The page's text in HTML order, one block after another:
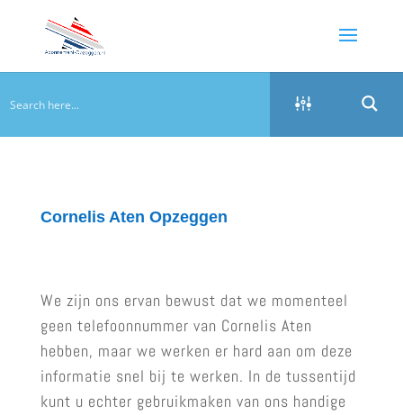
Cornelis Aten Opzeggen
We zijn ons ervan bewust dat we momenteel
geen telefoonnummer van Cornelis Aten
hebben, maar we werken er hard aan om deze
informatie snel bij te werken. In de tussentijd
kunt u echter gebruikmaken van ons handige